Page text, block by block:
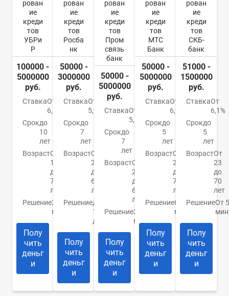
рован
ие
креди
тов
УБРи
Р
100000 -
5000000
руб.
СтавкаОт
6,3%
Срокдо
10
лет
ВозрастОт
19
до
75
лет
РешениеЗа 15
минут
Полу
чить
деньг
и
рован
ие
креди
тов
Росба
нк
50000 -
3000000
руб.
СтавкаОт
5,9%
Срокдо
7
лет
ВозрастОт
22
до
65
лет
РешениеДо
1
дня
Полу
чить
деньг
и
рован
ие
креди
тов
Пром
связь
банк
50000 -
5000000
руб.
СтавкаОт
5,5%
Срокдо
7
лет
ВозрастОт
23
до
65
лет
РешениеЗа 5
минут
Полу
чить
деньг
и
рован
ие
креди
тов
МТС
Банк
50000 -
5000000
руб.
СтавкаОт
6,9%
Срокдо
5
лет
ВозрастОт
20
до
70
лет
РешениеОт 15
минут
Полу
чить
деньг
и
рован
ие
креди
тов
СКБ-
банк
51000 -
1500000
руб.
СтавкаОт
6,1%
Срокдо
5
лет
ВозрастОт
23
до
70
лет
РешениеОт 5
Полу
чить
деньг
и